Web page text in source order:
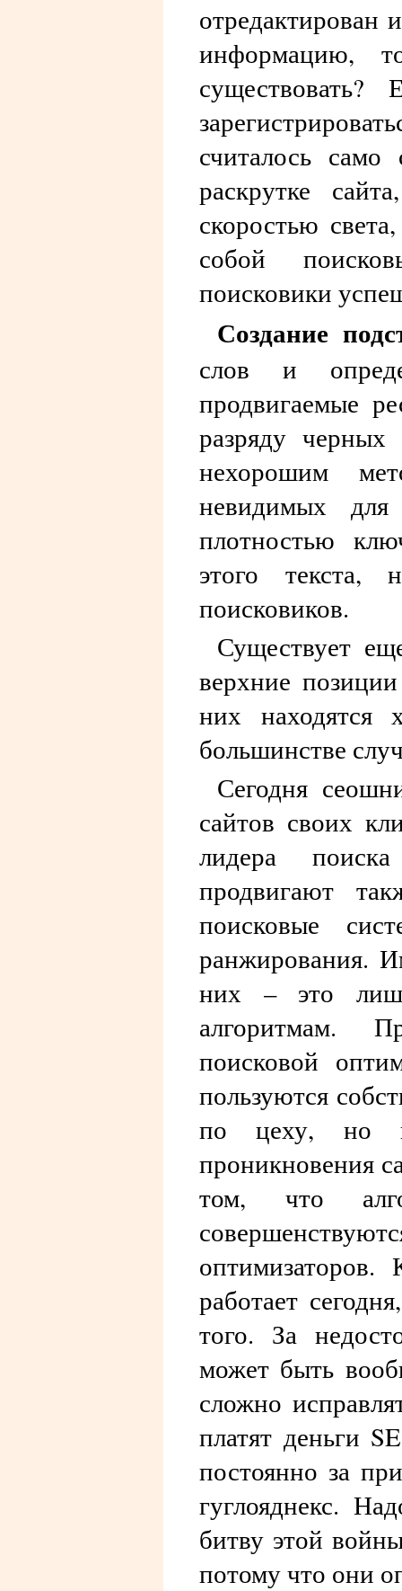
отредактирован
информацию,
считалось
раскрутке
скоростью
собой
поисковики
Создание
слов и
продвигаемые
разряду
нехорошим
невидимых для
плотностью
этого текста,
поисковиков.
Существует
верхние
них
большинстве
Сегодня
сайтов своих
лидера
продвигают
поисковые
ранжирования.
них – это
алгоритмам.
поисковой
пользуются
по цеху, но
проникновения
том, что
работает
того. За
может быть
сложно
платят деньги
постоянно за
гуглояднекс.
битву этой
потому что они